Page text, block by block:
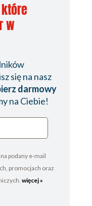
w
się na nasz
darmowy
na Ciebie!
podany e-mail
promocjach oraz
więcej »